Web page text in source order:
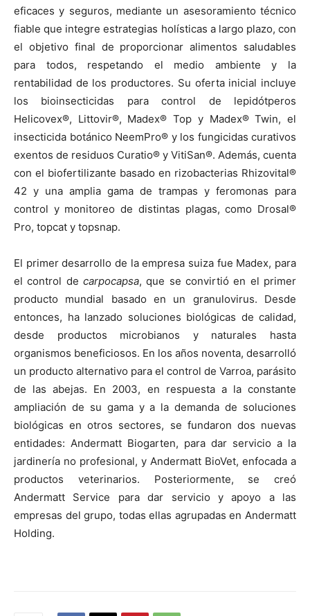
eficaces y seguros, mediante un asesoramiento técnico
fiable que integre estrategias holísticas a largo plazo, con
el objetivo final de proporcionar alimentos saludables
para todos, respetando el medio ambiente y la
rentabilidad de los productores. Su oferta inicial incluye
los bioinsecticidas para control de lepidótperos
Helicovex®, Littovir®, Madex® Top y Madex® Twin, el
insecticida botánico NeemPro® y los fungicidas curativos
exentos de residuos Curatio® y VitiSan®. Además, cuenta
con el biofertilizante basado en rizobacterias Rhizovital®
42 y una amplia gama de trampas y feromonas para
control y monitoreo de distintas plagas, como Drosal®
Pro, topcat y topsnap.
El primer desarrollo de la empresa suiza fue Madex, para
el control de carpocapsa, que se convirtió en el primer
producto mundial basado en un granulovirus. Desde
entonces, ha lanzado soluciones biológicas de calidad,
desde productos microbianos y naturales hasta
organismos beneficiosos. En los años noventa, desarrolló
un producto alternativo para el control de Varroa, parásito
de las abejas. En 2003, en respuesta a la constante
ampliación de su gama y a la demanda de soluciones
biológicas en otros sectores, se fundaron dos nuevas
entidades: Andermatt Biogarten, para dar servicio a la
jardinería no profesional, y Andermatt BioVet, enfocada a
productos veterinarios. Posteriormente, se creó
Andermatt Service para dar servicio y apoyo a las
empresas del grupo, todas ellas agrupadas en Andermatt
Holding.